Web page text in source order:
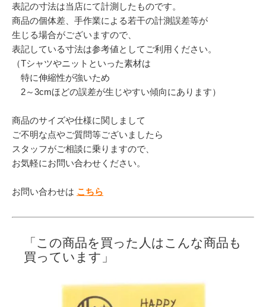
表記の寸法は当店にて計測したものです。
商品の個体差、手作業による若干の計測誤差等が
生じる場合がございますので、
表記している寸法は参考値としてご利用ください。
（Tシャツやニットといった素材は
特に伸縮性が強いため
2～3cmほどの誤差が生じやすい傾向にあります）
商品のサイズや仕様に関しまして
ご不明な点やご質問等ございましたら
スタッフがご相談に乗りますので、
お気軽にお問い合わせください。
お問い合わせは こちら
「この商品を買った人はこんな商品も
買っています」